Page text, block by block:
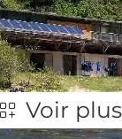
Voir